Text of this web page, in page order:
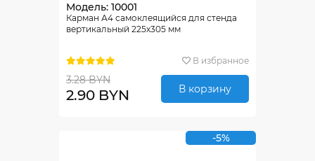
Модель: 10001
Карман А4 самоклеящийся для стенда
вертикальный 225х305 мм
В избранное
3.28 BYN
2.90 BYN В корзину
-5%